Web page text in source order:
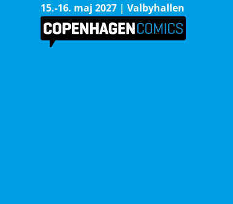
15.-16. maj 2027 | Valbyhallen